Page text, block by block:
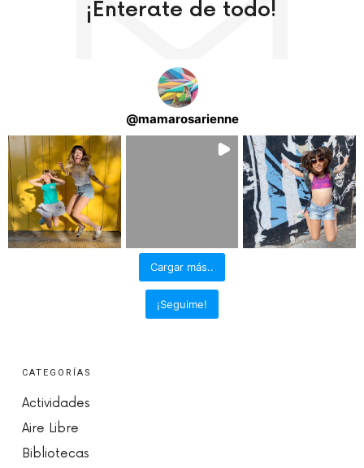
¡Enterate de todo!
@mamarosarienne
Cargar más..
¡Seguime!
CATEGORÍAS
Actividades
Aire Libre
Bibliotecas